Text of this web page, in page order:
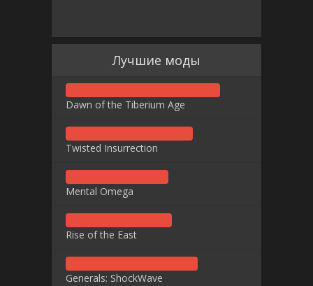
Лучшие моды
Dawn of the Tiberium Age
Twisted Insurrection
Mental Omega
Rise of the East
Generals: ShockWave